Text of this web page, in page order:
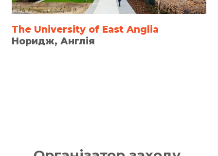
The University of East Anglia
Норидж, Англія